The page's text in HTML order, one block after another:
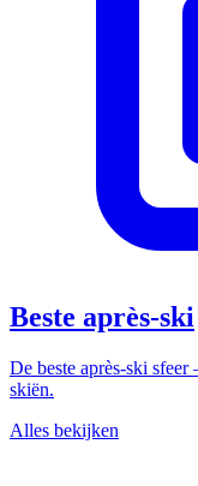
Beste après-ski
De beste après-ski
skiën.
Alles bekijken